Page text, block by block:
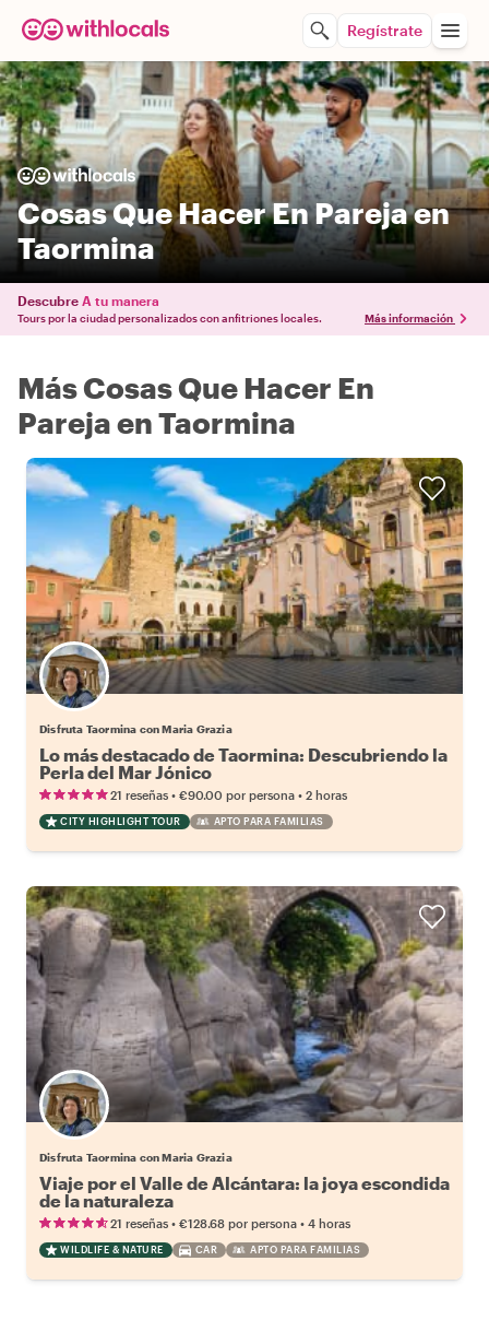
Regístrate
Cosas Que Hacer En Pareja en
Taormina
Descubre A tu manera
Tours por la ciudad personalizados con anfitriones locales. Más información
Más Cosas Que Hacer En
Pareja en Taormina
Disfruta Taormina con Maria Grazia
Lo más destacado de Taormina: Descubriendo la
Perla del Mar Jónico
21 reseñas • €90.00 por persona • 2 horas
CITY HIGHLIGHT TOUR APTO PARA FAMILIAS
Disfruta Taormina con Maria Grazia
Viaje por el Valle de Alcántara: la joya escondida
de la naturaleza
21 reseñas • €128.68 por persona • 4 horas
WILDLIFE & NATURE CAR APTO PARA FAMILIAS